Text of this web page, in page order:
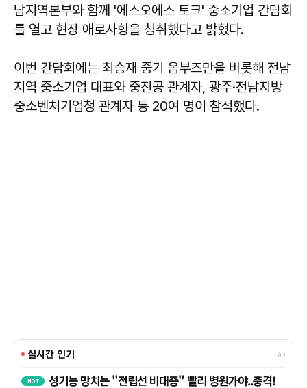
남지역본부와 함께 '에스오에스 토크' 중소기업 간담회
를 열고 현장 애로사항을 청취했다고 밝혔다.
이번 간담회에는 최승재 중기 옴부즈만을 비롯해 전남
지역 중소기업 대표와 중진공 관계자, 광주·전남지방
중소벤처기업청 관계자 등 20여 명이 참석했다.